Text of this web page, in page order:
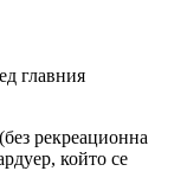
главния
рекреационна
който се